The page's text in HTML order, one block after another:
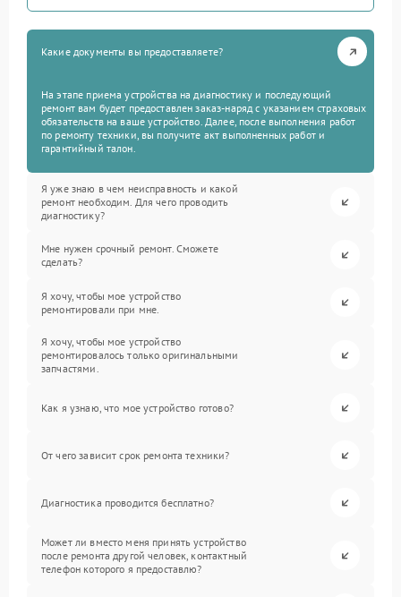
Какие документы вы предоставляете?
На этапе приема устройства на диагностику и последующий
ремонт вам будет предоставлен заказ-наряд с указанием страховых
обязательств на ваше устройство. Далее, после выполнения работ
по ремонту техники, вы получите акт выполненных работ и
гарантийный талон.
Я уже знаю в чем неисправность и какой
ремонт необходим. Для чего проводить
диагностику?
Мне нужен срочный ремонт. Сможете
сделать?
Я хочу, чтобы мое устройство
ремонтировали при мне.
Я хочу, чтобы мое устройство
ремонтировалось только оригинальными
запчастями.
Как я узнаю, что мое устройство готово?
От чего зависит срок ремонта техники?
Диагностика проводится бесплатно?
Может ли вместо меня принять устройство
после ремонта другой человек, контактный
телефон которого я предоставлю?